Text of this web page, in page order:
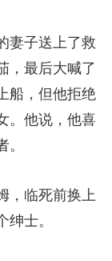
妻子送上了救
，最后大喊了
船，但他拒绝
。他说，他喜
，临死前换上
士。